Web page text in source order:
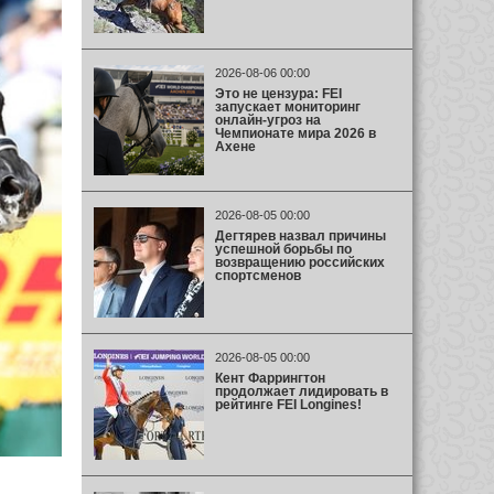
2026-08-06 00:00
Это не цензура: FEI
запускает мониторинг
онлайн-угроз на
Чемпионате мира 2026 в
Ахене
2026-08-05 00:00
Дегтярев назвал причины
успешной борьбы по
возвращению российских
спортсменов
2026-08-05 00:00
Кент Фаррингтон
продолжает лидировать в
рейтинге FEI Longines!